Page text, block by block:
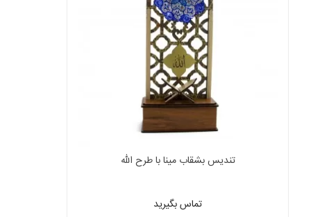
تندیس بشقاب مینا با طرح الله
تماس بگیرید